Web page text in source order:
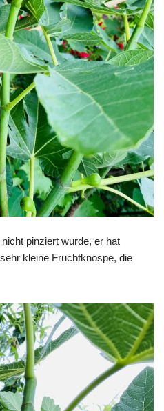
pinziert wurde, er hat
kleine Fruchtknospe, die